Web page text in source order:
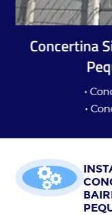
Concertina
•
•